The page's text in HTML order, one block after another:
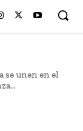
unen en el